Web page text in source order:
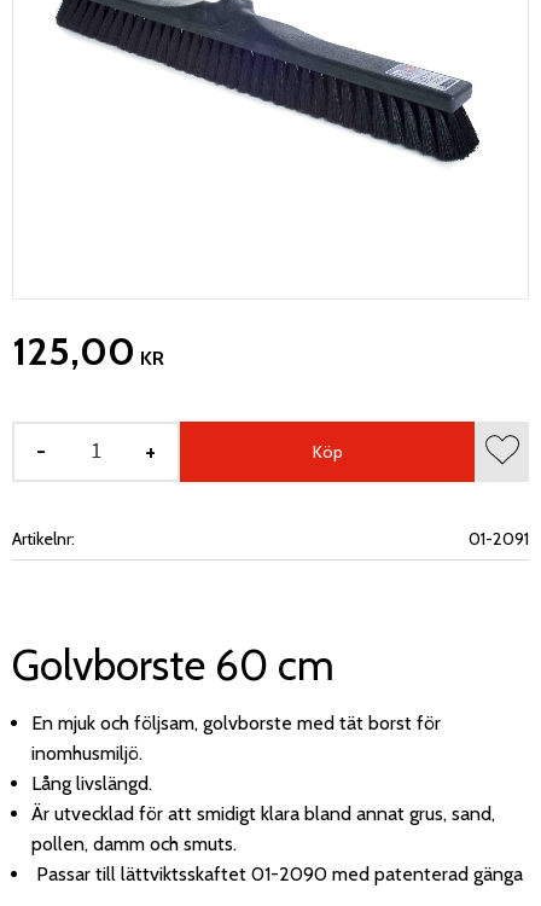
125,00 KR
+
- Köp
Artikelnr 01-2091
Golvborste 60 cm
En mjuk och följsam, golvborste med tät borst för
inomhusmiljö.
Lång livslängd.
Är utvecklad för att smidigt klara bland annat grus, sand,
pollen, damm och smuts.
Passar till lättviktsskaftet 01-2090 med patenterad gänga